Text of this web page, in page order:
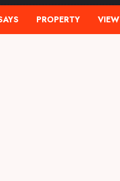
PROPERTY VIEW